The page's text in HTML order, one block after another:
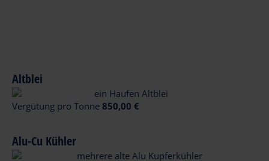
Altblei
Vergütung pro Tonne 850,00 €
Alu-Cu Kühler